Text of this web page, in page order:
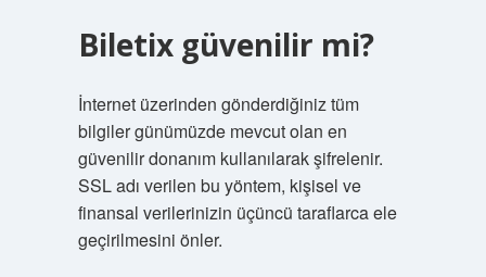
Biletix güvenilir mi?
İnternet üzerinden gönderdiğiniz tüm
bilgiler günümüzde mevcut olan en
güvenilir donanım kullanılarak şifrelenir.
SSL adı verilen bu yöntem, kişisel ve
finansal verilerinizin üçüncü taraflarca ele
geçirilmesini önler.